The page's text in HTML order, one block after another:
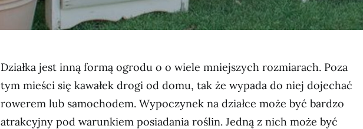
Działka jest inną formą ogrodu o o wiele mniejszych rozmiarach. Poza
tym mieści się kawałek drogi od domu, tak że wypada do niej dojechać
rowerem lub samochodem. Wypoczynek na działce może być bardzo
atrakcyjny pod warunkiem posiadania roślin. Jedną z nich może być